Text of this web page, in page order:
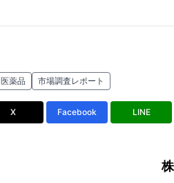
医薬品 市場調査レポート
X Facebook LINE